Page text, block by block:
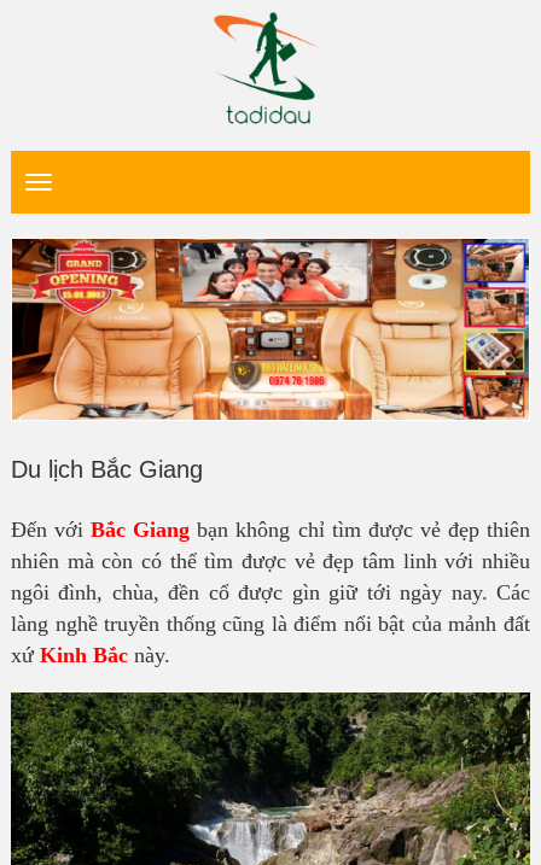
Du lịch Bắc Giang
Đến vớiBắc Giang bạn không chỉ tìm được vẻ đẹp thiên
nhiên mà còn có thể tìm được vẻ đẹp tâm linh với nhiều
ngôi đình, chùa, đền cổ được gìn giữ tới ngày nay. Các
làng nghề truyền thống cũng là điểm nổi bật của mảnh đất
xứ Kinh Bắcnày.